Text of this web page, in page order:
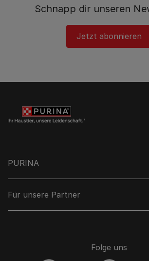
Schnapp dir unseren
Jetzt abonnieren
PURINA
Für unsere Partner
Folge uns